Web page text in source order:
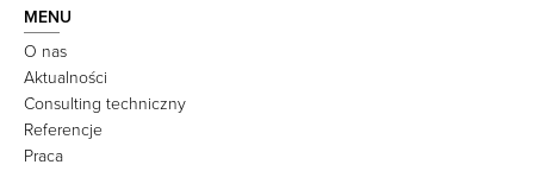
MENU
O nas
Aktualności
Consulting techniczny
Referencje
Praca